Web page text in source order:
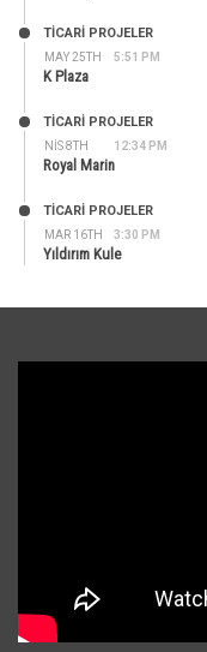
MAY 25TH 5:51 PM
TİCARİ PROJELER
K Plaza
NIS 8TH 12:34 PM
TİCARİ PROJELER
Royal Marin
MAR 16TH 3:30 PM
TİCARİ PROJELER
Yıldırım Kule